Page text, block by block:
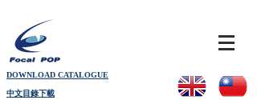
DOWNLOAD CATALOGUE
中文目錄下載